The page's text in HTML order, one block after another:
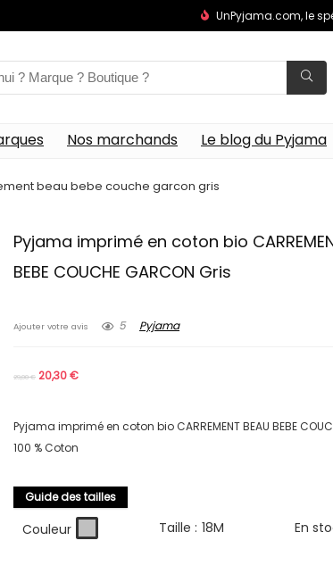
UnPyjama.com, le
Nos marchands Le blog du Pyjama
beau bebe couche garcon gris
Pyjama imprimé en coton bio
BEBE COUCHE GARCON Gris
Ajouter votre avis 5 Pyjama
29,00€ 20,30€
Pyjama imprimé en coton bio CARREMENT BEAU BEBE
100 % Coton
Guide des tailles
Couleur Taille : 18M En